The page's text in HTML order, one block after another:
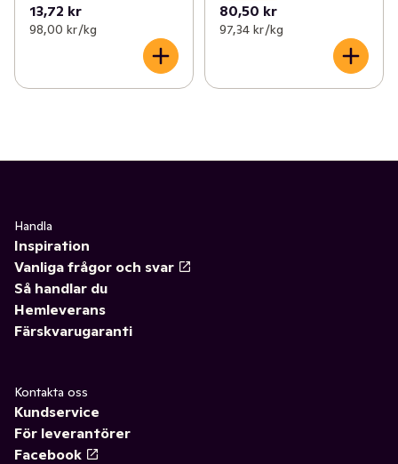
13,72 kr
98,00 kr /kg
80,50 kr
97,34 kr /kg
Handla
Inspiration
Vanliga frågor och svar
Så handlar du
Hemleverans
Färskvarugaranti
Kontakta oss
Kundservice
För leverantörer
Facebook